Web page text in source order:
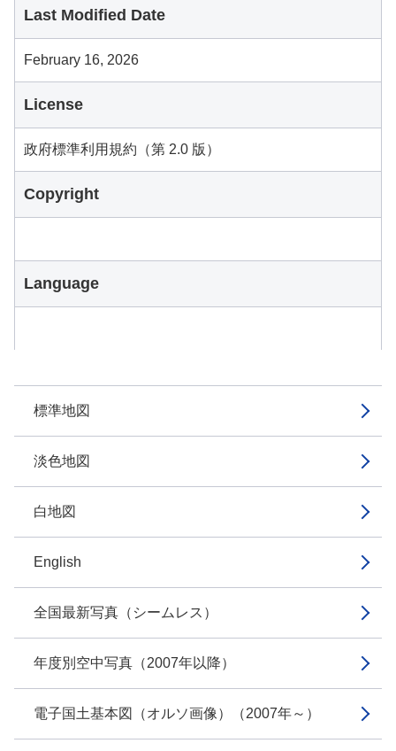
標準地図
淡色地図
白地図
English
全国最新写真（シームレス）
年度別空中写真（2007年以降）
電子国土基本図（オルソ画像）（2007年～）
Last Modified Date
February 16, 2026
License
政府標準利用規約（第 2.0 版）
Copyright
Language